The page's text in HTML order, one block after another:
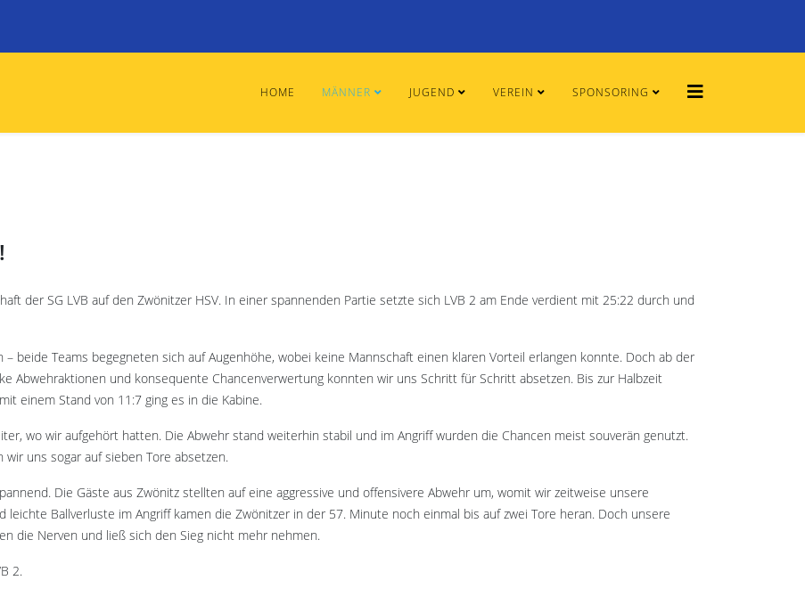
HOME MÄNNER JUGEND VEREIN SPONSORING
der SG LVB auf den Zwönitzer HSV. In einer spannenden Partie setzte sich LVB 2 am Ende verdient mit 25:22 durch und
beide Teams begegneten sich auf Augenhöhe, wobei keine Mannschaft einen klaren Vorteil erlangen konnte. Doch ab der
Abwehraktionen und konsequente Chancenverwertung konnten wir uns Schritt für Schritt absetzen. Bis zur Halbzeit
einem Stand von 11:7 ging es in die Kabine.
wo wir aufgehört hatten. Die Abwehr stand weiterhin stabil und im Angriff wurden die Chancen meist souverän genutzt.
uns sogar auf sieben Tore absetzen.
Die Gäste aus Zwönitz stellten auf eine aggressive und offensivere Abwehr um, womit wir zeitweise unsere
Ballverluste im Angriff kamen die Zwönitzer in der 57. Minute noch einmal bis auf zwei Tore heran. Doch unsere
die Nerven und ließ sich den Sieg nicht mehr nehmen.
2.